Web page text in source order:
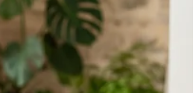
presença e bem-estar digital. Para mães, pais
famílias em Portugal, pode ajudar a reduzir
comparação, culpa, excesso de
e pressão financeira. Aplicar JOMO passa
definir prio